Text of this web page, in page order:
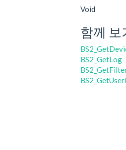
Void
함께 보
BS2_GetLog